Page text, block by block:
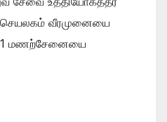
செயலகம் வீரமுனையை
1 மணற்சேனையை